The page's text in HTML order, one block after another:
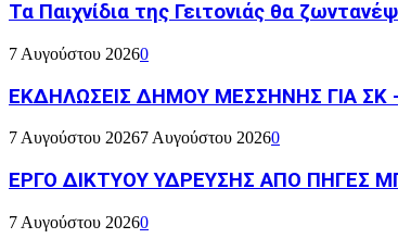
Τα Παιχνίδια της Γειτονιάς θα
7 Αυγούστου 20260
ΕΚΔΗΛΩΣΕΙΣ ΔΗΜΟΥ ΜΕΣΣΗΝΗΣ ΓΙΑ
7 Αυγούστου 20267 Αυγούστου 20260
ΕΡΓΟ ΔΙΚΤΥΟΥ ΥΔΡΕΥΣΗΣ ΑΠΟ ΠΗΓΕΣ
7 Αυγούστου 20260